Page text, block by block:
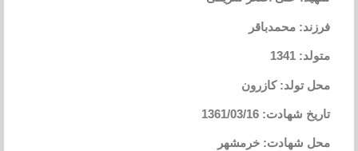
فرزند: محمدباقر
متولد: 1341
محل تولد: کازرون
تاریخ شهادت: 1361/03/16
محل شهادت: خرمشهر